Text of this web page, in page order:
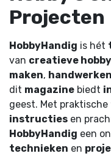
Projecten
HobbyHandig is hét
van creatieve
maken, handwerken
dit magazine biedt
geest. Met praktische
instructies en
HobbyHandig een
technieken en